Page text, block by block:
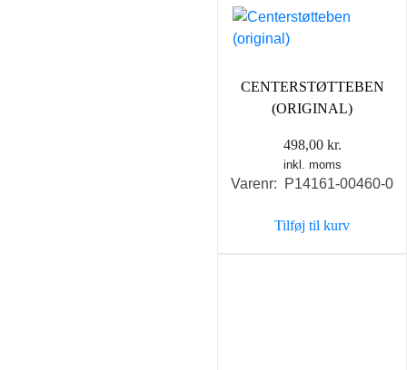
CENTERSTØTTEBEN
(ORIGINAL)
498,00 kr.
inkl. moms
Varenr: P14161-00460-0
Tilføj til kurv